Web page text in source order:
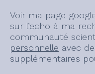
Voir ma page
sur l’echo à ma
communauté
personnelle avec
supplémentaires